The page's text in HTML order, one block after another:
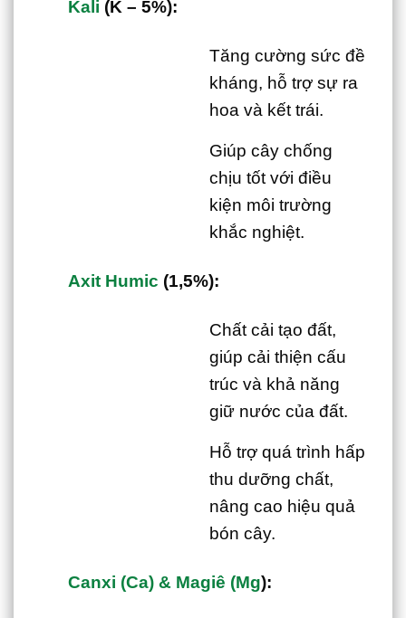
Kali (K – 5%):
Tăng cường sức đề
kháng, hỗ trợ sự ra
hoa và kết trái.
Giúp cây chống
chịu tốt với điều
kiện môi trường
khắc nghiệt.
Axit Humic (1,5%):
Chất cải tạo đất,
giúp cải thiện cấu
trúc và khả năng
giữ nước của đất.
Hỗ trợ quá trình hấp
thu dưỡng chất,
nâng cao hiệu quả
bón cây.
Canxi (Ca) & Magiê (Mg):